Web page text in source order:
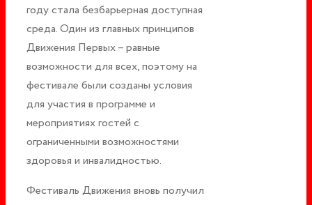
году стала безбарьерная доступная
среда. Один из главных принципов
Движения Первых – равные
возможности для всех, поэтому на
фестивале были созданы условия
для участия в программе и
мероприятиях гостей с
ограниченными возможностями
здоровья и инвалидностью.
Фестиваль Движения вновь получил